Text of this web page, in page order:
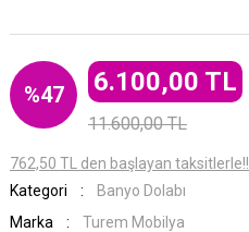
%47 6.100,00 TL
11.600,00 TL
762,50 TL den başlayan taksitlerle!!
Kategori
Banyo Dolabı
Marka
Turem Mobilya